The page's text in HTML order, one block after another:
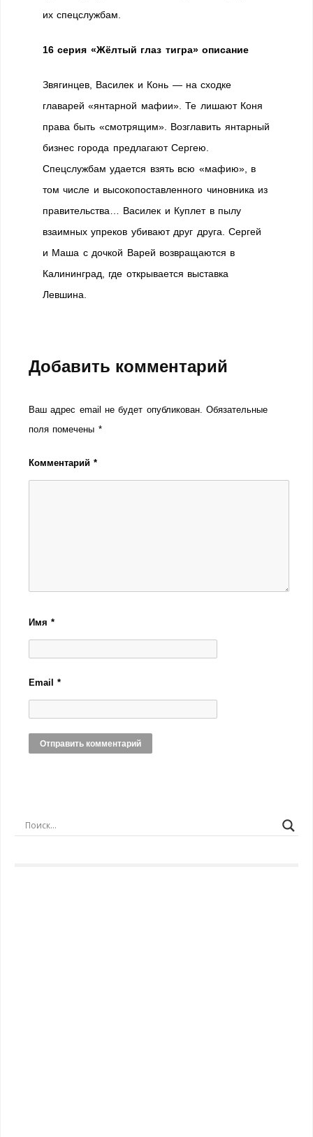
их спецслужбам.
16 серия «Жёлтый глаз тигра» описание
Звягинцев, Василек и Конь — на сходке
главарей «янтарной мафии». Те лишают Коня
права быть «смотрящим». Возглавить янтарный
бизнес города предлагают Сергею.
Спецслужбам удается взять всю «мафию», в
том числе и высокопоставленного чиновника из
правительства… Василек и Куплет в пылу
взаимных упреков убивают друг друга. Сергей
и Маша с дочкой Варей возвращаются в
Калининград, где открывается выставка
Левшина.
Добавить комментарий
Ваш адрес email не будет опубликован. Обязательные
поля помечены *
Комментарий*
Имя*
Email*